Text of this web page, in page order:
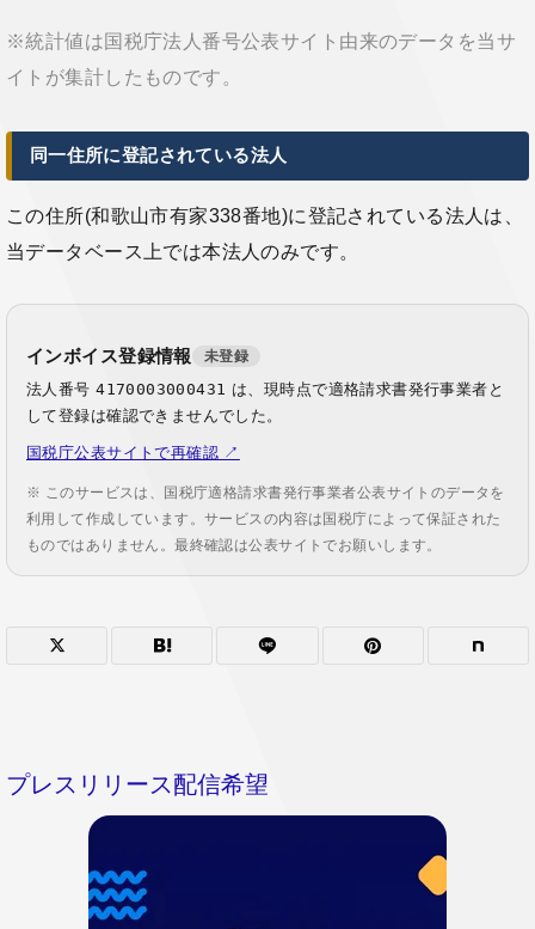
※統計値は国税庁法人番号公表サイト由来のデータを当サ
イトが集計したものです。
同一住所に登記されている法人
この住所(和歌山市有家338番地)に登記されている法人は、
当データベース上では本法人のみです。
インボイス登録情報 未登録
法人番号4170003000431 は、現時点で適格請求書発行事業者と
して登録は確認できませんでした。
国税庁公表サイトで再確認 ↗
※ このサービスは、国税庁適格請求書発行事業者公表サイトのデータを
利用して作成しています。サービスの内容は国税庁によって保証された
ものではありません。最終確認は公表サイトでお願いします。
プレスリリース配信希望